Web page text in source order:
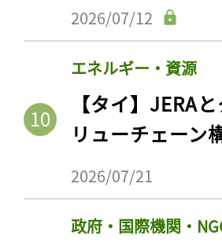
2026/07/12
エネルギー・資源
【タイ】JERA
リューチェーン
2026/07/21
政府・国際機関・